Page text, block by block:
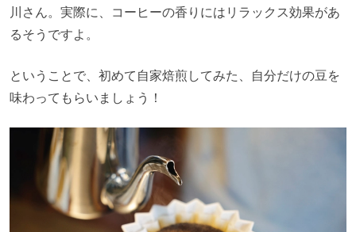
川さん。実際に、コーヒーの香りにはリラックス効果があ
るそうですよ。
ということで、初めて自家焙煎してみた、自分だけの豆を
味わってもらいましょう！